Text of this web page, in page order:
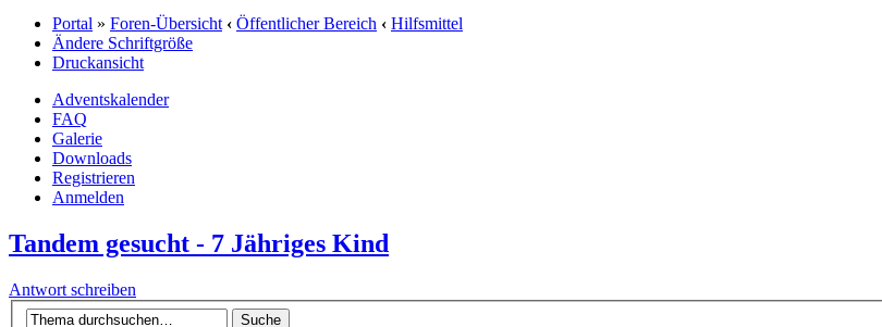
Portal » Foren-Übersicht ‹ Öffentlicher Bereich ‹ Hilfsmittel
Ändere Schriftgröße
Druckansicht
Adventskalender
FAQ
Galerie
Downloads
Registrieren
Anmelden
Tandem gesucht - 7 Jähriges Kind
Antwort schreiben